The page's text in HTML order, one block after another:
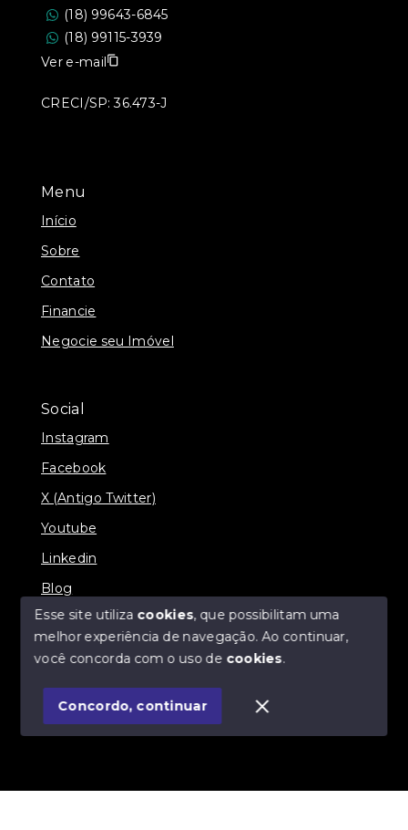
Menu
Início
Sobre
Contato
Financie
Negocie seu Imóvel
Social
Instagram
Facebook
X (Antigo Twitter)
Youtube
Linkedin
Blog
© Copyright 2026 - Imobiliária SÃO VICENTE
SITE PARA IMOBILIARIA
(18) 99643-6845
(18) 99115-3939
Ver e-mail
CRECI/SP: 36.473-J
Esse site utiliza cookies, que possibilitam uma
melhor experiência de navegação.Ao continuar,
você concorda com o uso de cookies.
Concordo, continuar